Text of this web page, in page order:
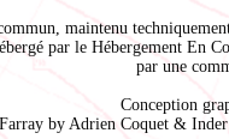
maintenu
par le Hébergement En
par une
Conception
by Adrien Coquet &